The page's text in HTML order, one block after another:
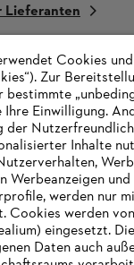
Lieferanten
Cookies
Zur
bestimmte
Ihre Einwilligung.
der
Inhalte
Werbeanzeigen
werden nur
Cookies werden
eingesetzt.
Daten auch